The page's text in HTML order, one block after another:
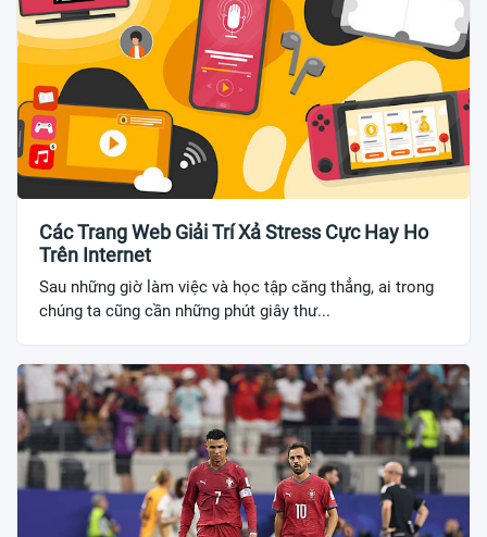
Các Trang Web Giải Trí Xả Stress Cực Hay Ho
Trên Internet
Sau những giờ làm việc và học tập căng thẳng, ai trong
chúng ta cũng cần những phút giây thư...